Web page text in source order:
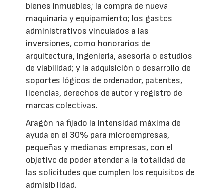
bienes inmuebles; la compra de nueva
maquinaria y equipamiento; los gastos
administrativos vinculados a las
inversiones, como honorarios de
arquitectura, ingeniería, asesoría o estudios
de viabilidad; y la adquisición o desarrollo de
soportes lógicos de ordenador, patentes,
licencias, derechos de autor y registro de
marcas colectivas.
Aragón ha fijado la intensidad máxima de
ayuda en el 30% para microempresas,
pequeñas y medianas empresas, con el
objetivo de poder atender a la totalidad de
las solicitudes que cumplen los requisitos de
admisibilidad.